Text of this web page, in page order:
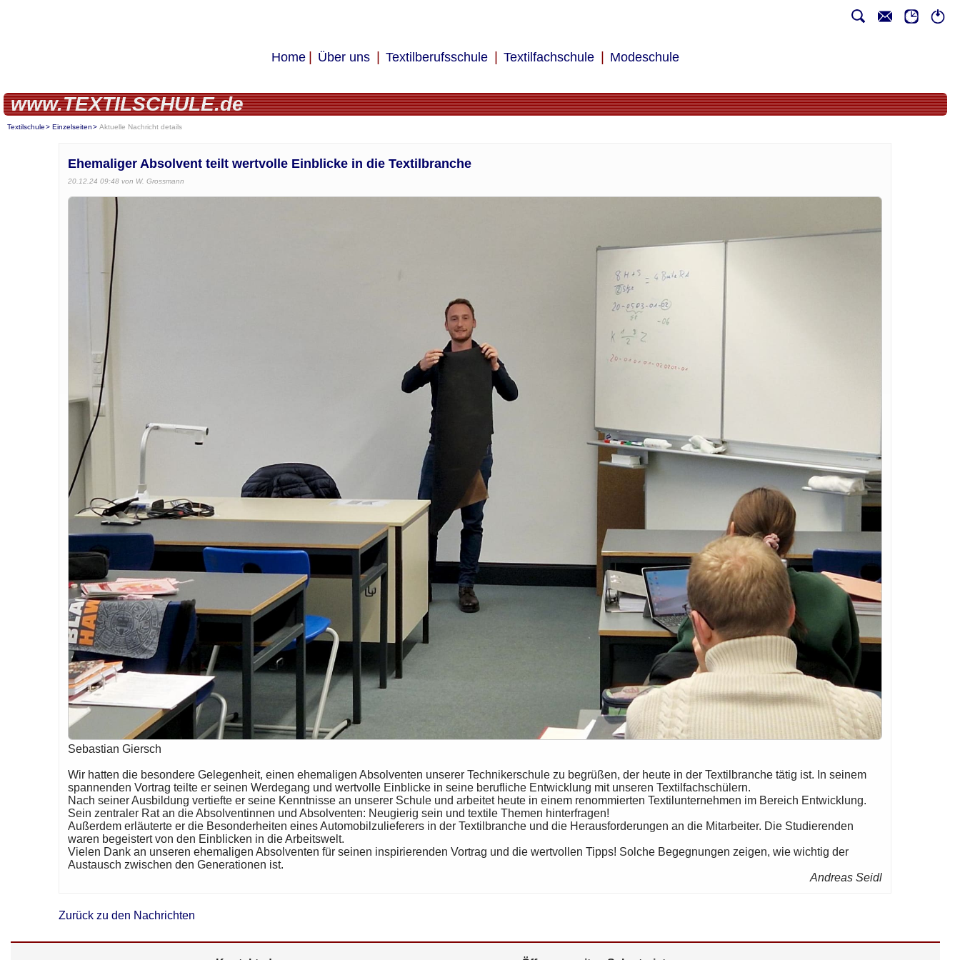
Home Über uns Textilberufsschule Textilfachschule Modeschule
www.TEXTILSCHULE.de
Textilschule Einzelseiten Aktuelle Nachricht details
Ehemaliger Absolvent teilt wertvolle Einblicke in die Textilbranche
20.12.24 09:48 von W. Grossmann
Sebastian Giersch
Wir hatten die besondere Gelegenheit, einen ehemaligen Absolventen unserer Technikerschule zu begrüßen, der heute in der Textilbranche tätig ist. In seinem
spannenden Vortrag teilte er seinen Werdegang und wertvolle Einblicke in seine berufliche Entwicklung mit unseren Textilfachschülern.
Nach seiner Ausbildung vertiefte er seine Kenntnisse an unserer Schule und arbeitet heute in einem renommierten Textilunternehmen im Bereich Entwicklung.
Sein zentraler Rat an die Absolventinnen und Absolventen: Neugierig sein und textile Themen hinterfragen!
Außerdem erläuterte er die Besonderheiten eines Automobilzulieferers in der Textilbranche und die Herausforderungen an die Mitarbeiter. Die Studierenden
waren begeistert von den Einblicken in die Arbeitswelt.
Vielen Dank an unseren ehemaligen Absolventen für seinen inspirierenden Vortrag und die wertvollen Tipps! Solche Begegnungen zeigen, wie wichtig der
Austausch zwischen den Generationen ist.
Andreas Seidl
Zurück zu den Nachrichten